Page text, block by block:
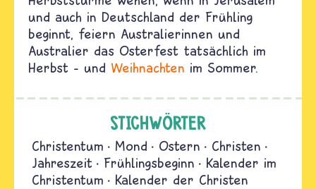
und auch in Deutschland der Frühling
beginnt, feiern Australierinnen und
Australier das Osterfest tatsächlich im
Herbst – und Weihnachten im Sommer.
STICHWÖRTER
Christentum Mond Ostern
Christen
Jahreszeit
Frühlingsbeginn
Kalender im
Christentum
Kalender der Christen